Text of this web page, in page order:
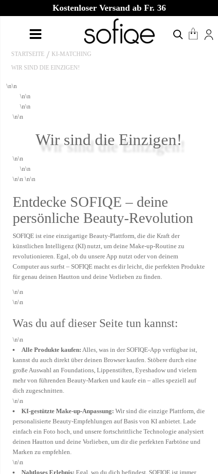
Kostenloser Versand ab Fr. 36
WIR SIND DIE EINZIGEN!
STARTSEITE KI-MATCHING
\n\n
\n\n
\n\n
\n\n
Wir sind die Einzigen!
\n\n
\n\n
\n\n \n\n
Entdecke SOFIQE – deine
persönliche Beauty-Revolution
SOFIQE ist eine einzigartige Beauty-Plattform, die die Kraft der
künstlichen Intelligenz (KI) nutzt, um deine Make-up-Routine zu
revolutionieren. Egal, ob du unsere App nutzt oder von deinem
Computer aus surfst – SOFIQE macht es dir leicht, die perfekten Produkte
für genau deinen Hautton und deine Vorlieben zu finden.
\n\n
\n\n
Was du auf dieser Seite tun kannst:
\n\n
Alle Produkte kaufen: Alles, was in der SOFIQE-App verfügbar ist,
kannst du auch direkt über deinen Browser kaufen. Stöbere durch eine
große Auswahl an Foundations, Lippenstiften, Eyeshadow und vielem
mehr von führenden Beauty-Marken und kaufe ein – alles speziell auf
dich zugeschnitten.
\n\n
KI-gestützte Make-up-Anpassung: Wir sind die einzige Plattform, die
personalisierte Beauty-Empfehlungen auf Basis von KI anbietet. Lade
einfach ein Foto hoch, und unsere fortschrittliche Technologie analysiert
deinen Hautton und deine Vorlieben, um dir die perfekten Farbtöne und
Marken zu empfehlen.
\n\n
Nahtloses Erlebnis: Egal, wo du dich befindest, SOFIQE ist immer